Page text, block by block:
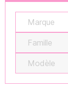
Marque
Famille
Modèle